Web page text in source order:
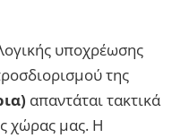
υποχρέωσης
της
απαντάται τακτικά
χώρας μας. Η